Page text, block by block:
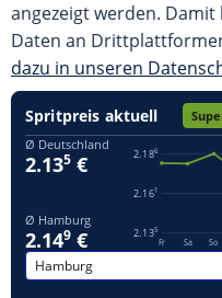
angezeigt werden.
Daten an
dazu in unseren